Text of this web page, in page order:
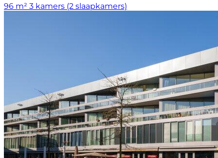
96 m² 3 kamers (2 slaapkamers)